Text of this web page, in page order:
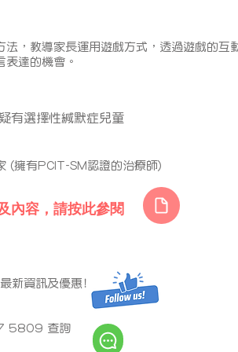
法，教導家長運用遊戲方式，透過遊戲的
表達的機會。
有選擇性緘默症兒童
(擁有PCIT-SM認證的治療師)
新資訊及優惠﹗
5809 查詢
內容，請按此參閱